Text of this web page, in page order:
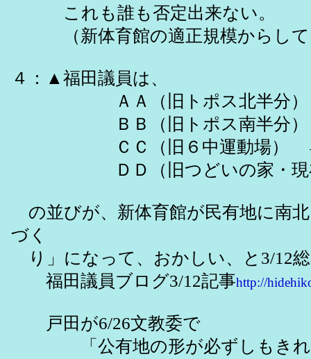
これも誰も否定出来ない。
（新体育館の適正規模からして
４：▲福田議員は、
ＡＡ（旧トポス北半分）→【
ＢＢ（旧トポス南半分）→
ＣＣ（旧６中運動場） →【光
ＤＤ（旧つどいの家・現在は
の並びが、新体育館が民有地に南
づく
り」になって、おかしい、と3/12
福田議員ブログ3/12記事http://
戸田が6/26文教委で
「公有地の形が必ずしもきれい